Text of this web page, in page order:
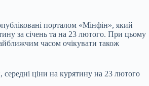
порталом «Мінфін», який
за січень та на 23 лютого. При цьому
часом очікувати також
ціни на курятину на 23 лютого